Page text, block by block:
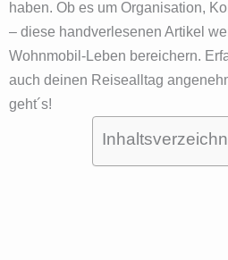
haben. Ob es um Organisation,
– diese handverlesenen Artikel
Wohnmobil-Leben bereichern.
auch deinen Reisealltag
geht´s!